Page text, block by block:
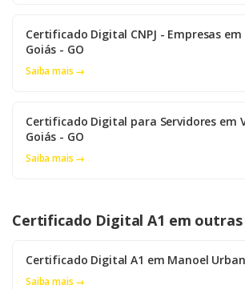
Certificado Digital CNPJ - Empresas
Goiás - GO
Saiba mais →
Certificado Digital para Servidores em
Goiás - GO
Saiba mais →
Certificado Digital A1 em outras
Certificado Digital A1 em Manoel
Saiba mais →